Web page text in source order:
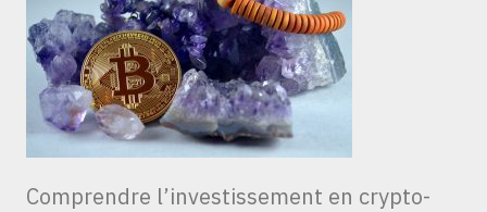
Comprendre l’investissement en crypto-